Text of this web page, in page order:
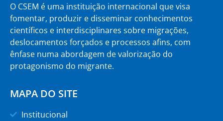
O CSEM é uma instituição internacional que visa
fomentar, produzir e disseminar conhecimentos
científicos e interdisciplinares sobre migrações,
deslocamentos forçados e processos afins, com
ênfase numa abordagem de valorização do
protagonismo do migrante.
MAPA DO SITE
Institucional